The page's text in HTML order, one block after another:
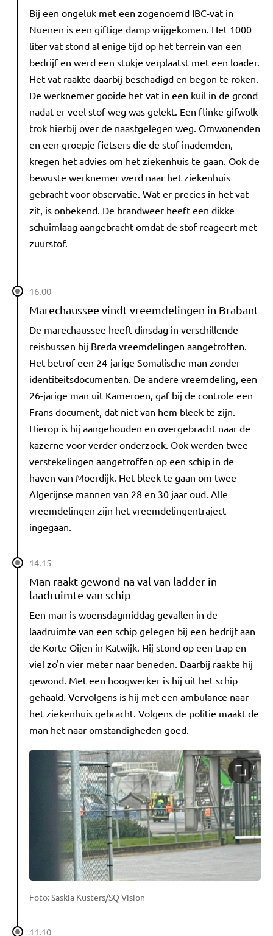
Bij een ongeluk met een zogenoemd IBC-vat in
Nuenen is een giftige damp vrijgekomen. Het 1000
liter vat stond al enige tijd op het terrein van een
bedrijf en werd een stukje verplaatst met een loader.
Het vat raakte daarbij beschadigd en begon te roken.
De werknemer gooide het vat in een kuil in de grond
nadat er veel stof weg was gelekt. Een flinke gifwolk
trok hierbij over de naastgelegen weg. Omwonenden
en een groepje fietsers die de stof inademden,
kregen het advies om het ziekenhuis te gaan. Ook de
bewuste werknemer werd naar het ziekenhuis
gebracht voor observatie. Wat er precies in het vat
zit, is onbekend. De brandweer heeft een dikke
schuimlaag aangebracht omdat de stof reageert met
zuurstof.
16.00
Marechaussee vindt vreemdelingen in Brabant
De marechaussee heeft dinsdag in verschillende
reisbussen bij Breda vreemdelingen aangetroffen.
Het betrof een 24-jarige Somalische man zonder
identiteitsdocumenten. De andere vreemdeling, een
26-jarige man uit Kameroen, gaf bij de controle een
Frans document, dat niet van hem bleek te zijn.
Hierop is hij aangehouden en overgebracht naar de
kazerne voor verder onderzoek. Ook werden twee
verstekelingen aangetroffen op een schip in de
haven van Moerdijk. Het bleek te gaan om twee
Algerijnse mannen van 28 en 30 jaar oud. Alle
vreemdelingen zijn het vreemdelingentraject
ingegaan.
14.15
Man raakt gewond na val van ladder in
laadruimte van schip
Een man is woensdagmiddag gevallen in de
laadruimte van een schip gelegen bij een bedrijf aan
de Korte Oijen in Katwijk. Hij stond op een trap en
viel zo'n vier meter naar beneden. Daarbij raakte hij
gewond. Met een hoogwerker is hij uit het schip
gehaald. Vervolgens is hij met een ambulance naar
het ziekenhuis gebracht. Volgens de politie maakt de
man het naar omstandigheden goed.
Foto: Saskia Kusters/SQ Vision
11.10